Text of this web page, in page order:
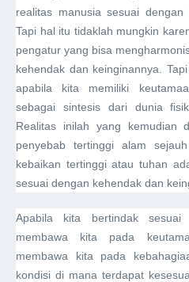
realitas manusia sesuai dengan
Tapi hal itu tidaklah mungkin
pengatur yang bisa
kehendak dan keinginannya.
apabila kita memiliki
sebagai sintesis dari dunia
Realitas inilah yang kemudian
penyebab tertinggi alam
kebaikan tertinggi atau tuhan
sesuai dengan kehendak dan
Apabila kita bertindak
membawa kita pada
membawa kita pada
kondisi di mana terdapat